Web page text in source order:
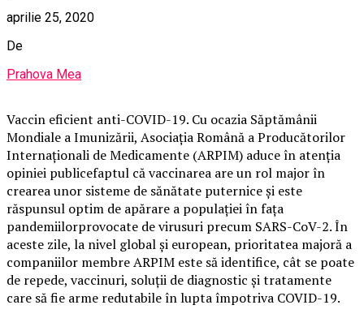
aprilie 25, 2020
De
Prahova Mea
Vaccin eficient anti-COVID-19. Cu ocazia Săptămânii
Mondiale a Imunizării, Asociația Română a Producătorilor
Internaționali de Medicamente (ARPIM) aduce în atenția
opiniei publicefaptul că vaccinarea are un rol major în
crearea unor sisteme de sănătate puternice și este
răspunsul optim de apărare a populației în fața
pandemiilorprovocate de virusuri precum SARS-CoV-2. În
aceste zile, la nivel global și european, prioritatea majoră a
companiilor membre ARPIM este să identifice, cât se poate
de repede, vaccinuri, soluții de diagnostic și tratamente
care să fie arme redutabile în lupta împotriva COVID-19.